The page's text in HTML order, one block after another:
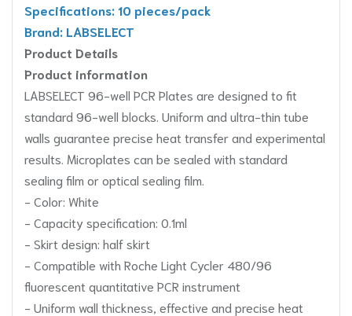
Specifications: 10 pieces/pack
Brand: LABSELECT
Product Details
Product information
LABSELECT 96-well PCR Plates are designed to fit
standard 96-well blocks. Uniform and ultra-thin tube
walls guarantee precise heat transfer and experimental
results. Microplates can be sealed with standard
sealing film or optical sealing film.
- Color: White
- Capacity specification: 0.1ml
- Skirt design: half skirt
- Compatible with Roche Light Cycler 480/96
fluorescent quantitative PCR instrument
- Uniform wall thickness, effective and precise heat